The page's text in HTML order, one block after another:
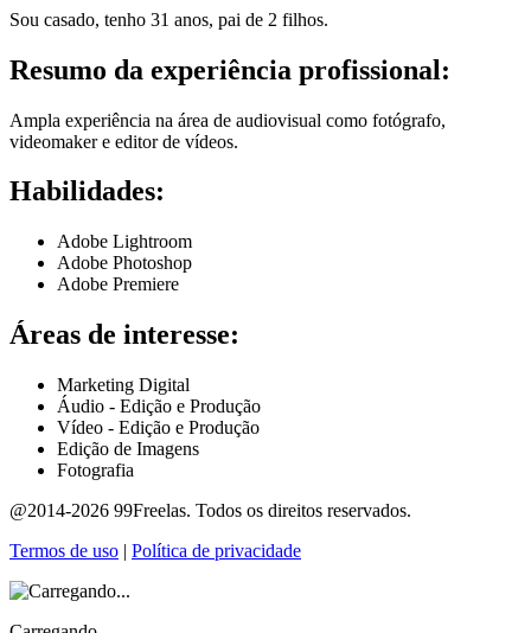
Sou casado, tenho 31 anos, pai de 2 filhos.
Resumo da experiência profissional:
Ampla experiência na área de audiovisual como fotógrafo,
videomaker e editor de vídeos.
Habilidades:
Adobe Lightroom
Adobe Photoshop
Adobe Premiere
Áreas de interesse:
Marketing Digital
Áudio - Edição e Produção
Vídeo - Edição e Produção
Edição de Imagens
Fotografia
@2014-2026 99Freelas. Todos os direitos reservados.
Termos de uso | Política de privacidade